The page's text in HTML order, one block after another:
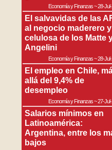
Economía y Finanzas~28-
El salvavidas de las
al negocio maderero y
celulosa de los Matte
Angelini
Economía y Finanzas~28-
El empleo en Chile,
allá del 9,4% de
desempleo
Economía y Finanzas~27-
Salarios mínimos en
Latinoamérica:
Argentina, entre los
bajos